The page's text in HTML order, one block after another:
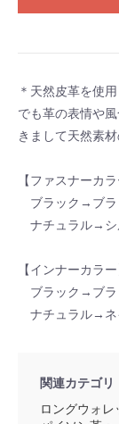
＊天然皮革を使
でも革の表情や
きまして天然素
【ファスナーカラ
ブラック→ブラ
ナチュラル→シ
【インナーカラー
ブラック→ブラ
ナチュラル→ネ
関連カテゴリ
ロングウォレ